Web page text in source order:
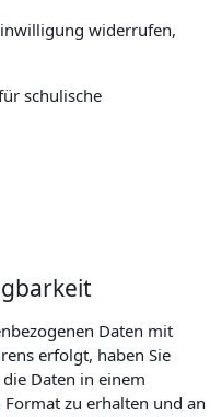
widerrufen,
schulische
Daten mit
erfolgt, haben Sie
Daten in einem
zu erhalten und an